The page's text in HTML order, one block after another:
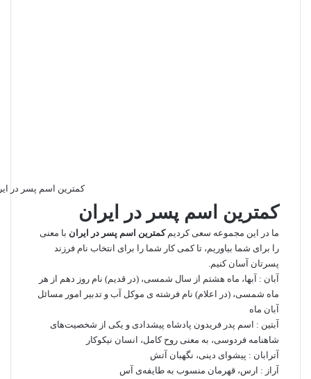
کمترین اسم پسر در
کمترین اسم پسر در ایران
ما در این مجموعه سعی کردیمکمترین اسم پسر در ایران با معنی
را برای شما بیاوریم، تا کمی کار شما را برای انتخاب نام فرزند
پسرتان آسان کنیم.
آبان : آبها، ماه هشتم از سال شمسی، (در قدیم) نام روز دهم از هر
ماه شمسی، (در اعلام) نام فرشته ی موکل آب و تدبیر امور مسائل
آبان ماه
آبتین : اسم پدر فریدون پادشاه پیشدادی و یکی از شخصیت‌های
شاهنامه فردوسی، به معنی روح کامل، انسان نیکوکار
آترابان : پیشوای دینی، نگهبان آتش
آراز : ارس، قهرمان منسوب به طایفه‌ی آس